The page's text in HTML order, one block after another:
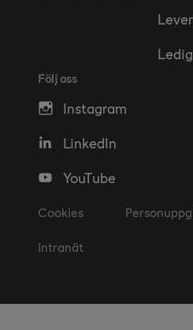
Följ oss
Instagram
LinkedIn
YouTube
Cookies
Intranät